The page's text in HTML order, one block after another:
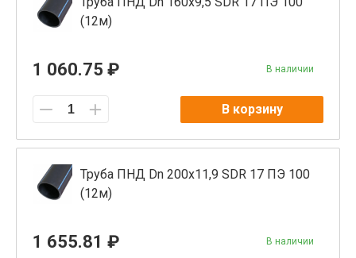
(12м)
1 060.75 ₽ В наличии
В корзину
Труба ПНД Dn 200x11,9 SDR 17 ПЭ 100
(12м)
1 655.81 ₽ В наличии